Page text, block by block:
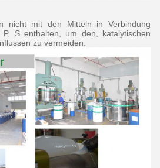
nicht mit den Mitteln in Verbindung
S enthalten, um den, katalytischen
zu vermeiden.